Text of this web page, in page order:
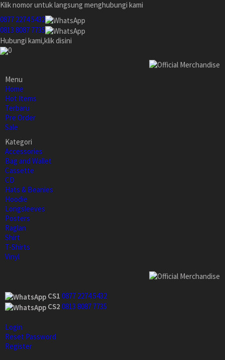
Klik nomor untuk langsung menghubungi kami
0877 2274 5432
0813 8087 7735
Hubungi kami,klik disini
0
Menu
Home
Hot Items
Terbaru
Pre Order
Sale
Kategori
Accessories
Bag and Wallet
Cassette
CD
Hats & Beanies
Hoodie
Longsleeves
Posters
Raglan
Shirt
T-Shirts
Vinyl
CS1 0877 2274 5432
CS2 0813 8087 7735
Login
Reset Password
Register